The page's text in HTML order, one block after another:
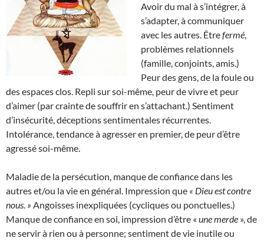
Avoir du mal à s’intégrer, à
s’adapter, à communiquer
avec les autres. Êtrefermé,
problèmes relationnels
(famille, conjoints, amis.)
Peur des gens, de la foule ou
des espaces clos. Repli sur soi-même, peur de vivre et peur
d’aimer (par crainte de souffrir en s’attachant.) Sentiment
d’insécurité, déceptions sentimentales récurrentes.
Intolérance, tendance à agresser en premier, de peur d’être
agressé soi-même.
Maladie de la persécution, manque de confiance dans les
autres et/ou la vie en général. Impression que « Dieu est contre
nous. » Angoisses inexpliquées (cycliques ou ponctuelles.)
Manque de confiance en soi, impression d’être « une merde », de
ne servir à rien ou à personne; sentiment de vie inutile ou